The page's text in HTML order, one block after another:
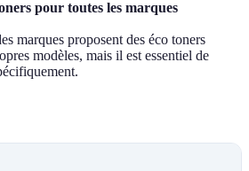
pour toutes les marques
marques proposent des éco toners
modèles, mais il est essentiel de